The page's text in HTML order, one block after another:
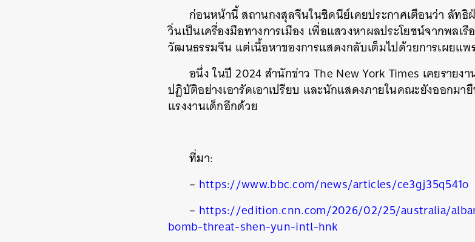
ก่อนหน้านี้ สถานกงสุลจีนในซิดนีย์เคยประกาศเตือนว่า ลัทธิ
วิ่นเป็นเครื่องมือทางการเมือง เพื่อแสวงหาผลประโยชน์จากพลเ
วัฒนธรรมจีน แต่เนื้อหาของการแสดงกลับเต็มไปด้วยการเผยแ
อนึ่ง ในปี 2024 สำนักข่าว The New York Times เคยราย
ปฏิบัติอย่างเอารัดเอาเปรียบ และนักแสดงภายในคณะยังออกม
แรงงานเด็กอีกด้วย
ที่มา:
– https://www.bbc.com/news/articles/ce3gj35q541o
– https://edition.cnn.com/2026/02/25/australia/
bomb-threat-shen-yun-intl-hnk